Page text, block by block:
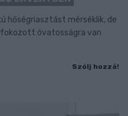
hőségriasztást mérséklik, de
óvatosságra van
Szólj hozzá!